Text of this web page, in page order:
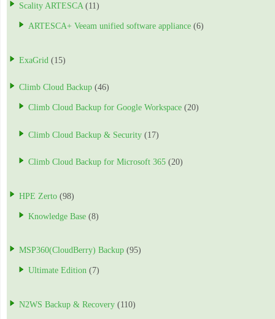
Scality ARTESCA (11)
ARTESCA+ Veeam unified software appliance (6)
ExaGrid (15)
Climb Cloud Backup (46)
Climb Cloud Backup for Google Workspace (20)
Climb Cloud Backup & Security (17)
Climb Cloud Backup for Microsoft 365 (20)
HPE Zerto (98)
Knowledge Base (8)
MSP360(CloudBerry) Backup (95)
Ultimate Edition (7)
N2WS Backup & Recovery (110)